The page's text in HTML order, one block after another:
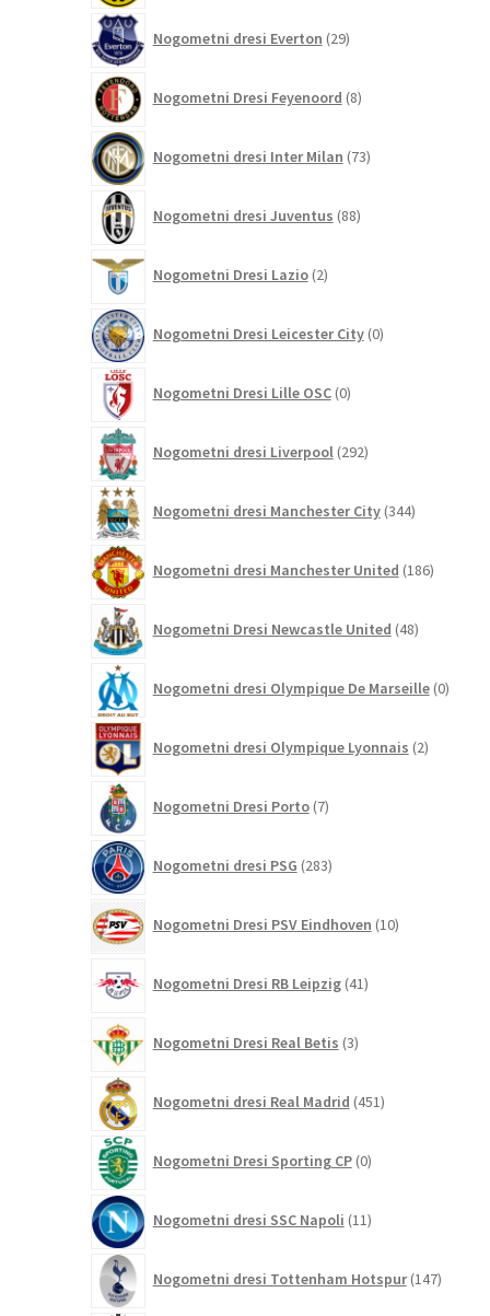
Nogometni dresi Everton 29izdelkov
Nogometni Dresi Feyenoord 8izdelkov
Nogometni dresi Inter Milan 73izdelkov
Nogometni dresi Juventus 88izdelkov
Nogometni Dresi Lazio 2izdelka
Nogometni Dresi Leicester City 0izdelkov
Nogometni Dresi Lille OSC 0izdelkov
Nogometni dresi Liverpool 292izdelkov
Nogometni dresi Manchester City 344izdelkov
Nogometni dresi Manchester United 186izdelkov
Nogometni Dresi Newcastle United 48izdelkov
Nogometni dresi Olympique De Marseille 0
Nogometni dresi Olympique Lyonnais 2izdelka
Nogometni Dresi Porto 7izdelkov
Nogometni dresi PSG 283izdelkov
Nogometni Dresi PSV Eindhoven 10izdelkov
Nogometni Dresi RB Leipzig 41izdelkov
Nogometni Dresi Real Betis 3izdelki
Nogometni dresi Real Madrid 451izdelkov
Nogometni Dresi Sporting CP 0izdelkov
Nogometni dresi SSC Napoli 11izdelkov
Nogometni dresi Tottenham Hotspur 147